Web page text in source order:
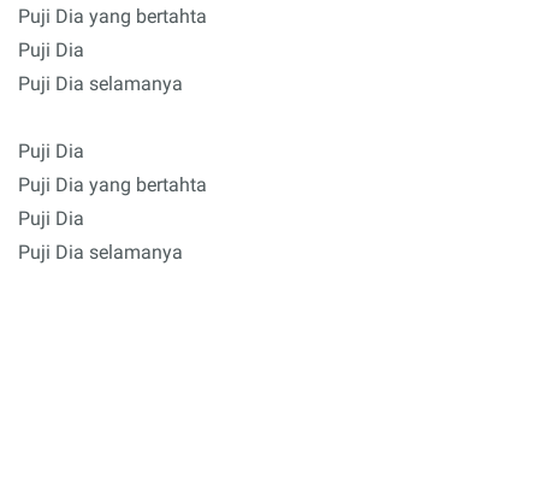
Puji Dia yang bertahta
Puji Dia
Puji Dia selamanya
Puji Dia
Puji Dia yang bertahta
Puji Dia
Puji Dia selamanya